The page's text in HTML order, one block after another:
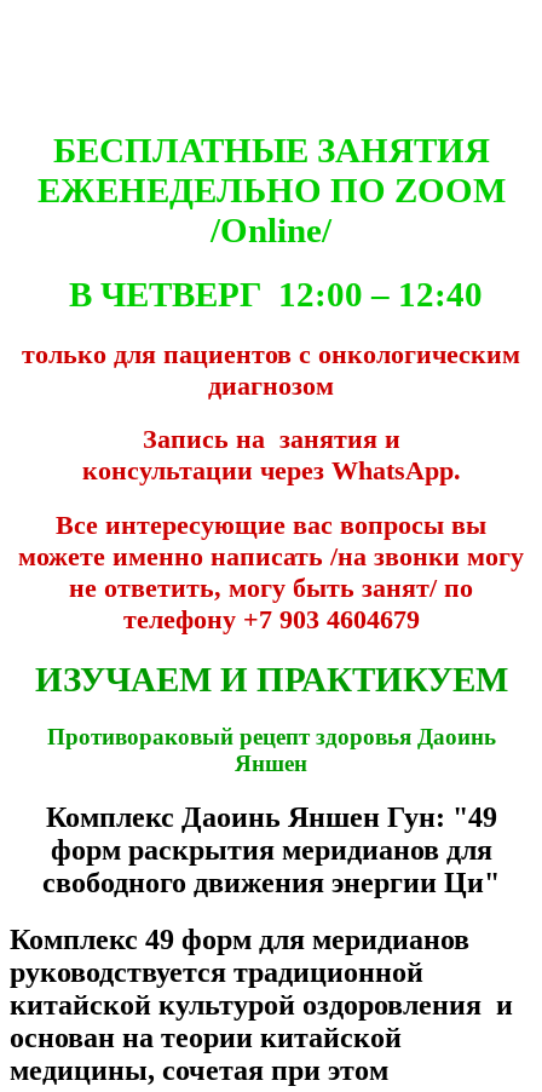
БЕСПЛАТНЫЕ ЗАНЯТИЯ
ЕЖЕНЕДЕЛЬНО ПО ZOOM
/Online/
В ЧЕТВЕРГ 12:00 – 12:40
только для пациентов с онкологическим
диагнозом
Запись на занятия и
консультации через WhatsApp.
Все интересующие вас вопросы вы
можете именно написать /на звонки могу
не ответить, могу быть занят/ по
телефону +7 903 4604679
ИЗУЧАЕМ И ПРАКТИКУЕМ
Противораковый рецепт здоровья Даоинь
Яншен
Комплекс Даоинь Яншен Гун: "49
форм раскрытия меридианов для
свободного движения энергии Ци"
Комплекс 49 форм для меридианов
руководствуется традиционной
китайской культурой оздоровления и
основан на теории китайской
медицины, сочетая при этом